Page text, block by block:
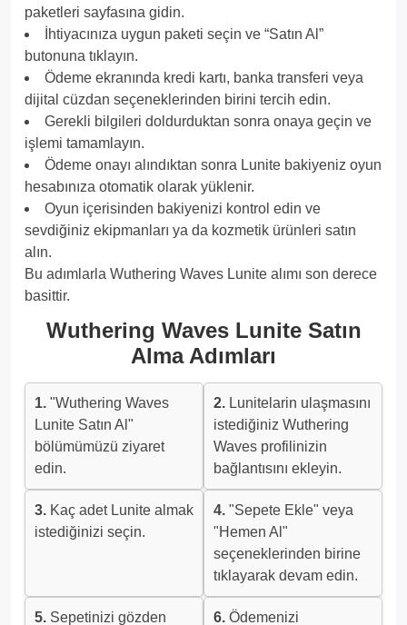
paketleri sayfasına gidin.
İhtiyacınıza uygun paketi seçin ve “Satın Al”
butonuna tıklayın.
Ödeme ekranında kredi kartı, banka transferi veya
dijital cüzdan seçeneklerinden birini tercih edin.
Gerekli bilgileri doldurduktan sonra onaya geçin ve
işlemi tamamlayın.
Ödeme onayı alındıktan sonra Lunite bakiyeniz oyun
hesabınıza otomatik olarak yüklenir.
Oyun içerisinden bakiyenizi kontrol edin ve
sevdiğiniz ekipmanları ya da kozmetik ürünleri satın
alın.
Bu adımlarla Wuthering Waves Lunite alımı son derece
basittir.
Wuthering Waves Lunite Satın
Alma Adımları
1. "Wuthering Waves
Lunite Satın Al"
bölümümüzü ziyaret
edin.
2. Lunitelarin ulaşmasını
istediğiniz Wuthering
Waves profilinizin
bağlantısını ekleyin.
3. Kaç adet Lunite almak
istediğinizi seçin.
4. "Sepete Ekle" veya
"Hemen Al"
seçeneklerinden birine
tıklayarak devam edin.
5. Sepetinizi gözden 6. Ödemenizi